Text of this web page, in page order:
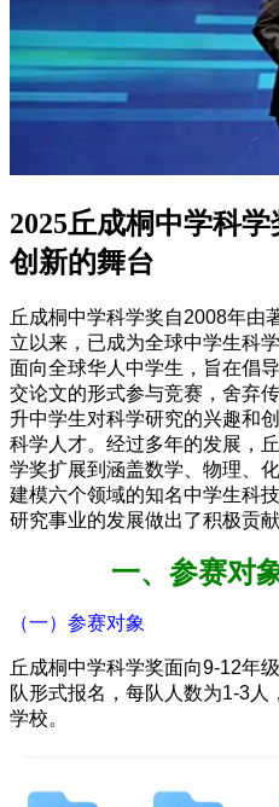
2025丘成桐中学科
创新的舞台
丘成桐中学科学奖自2008年由
立以来，已成为全球中学生科
面向全球华人中学生，旨在倡
交论文的形式参与竞赛，舍弃
升中学生对科学研究的兴趣和
科学人才。经过多年的发展，
学奖扩展到涵盖数学、物理、
建模六个领域的知名中学生科
研究事业的发展做出了积极贡献
一、参赛对
（一）参赛对象
丘成桐中学科学奖面向9-12年
队形式报名，每队人数为1-3
学校。